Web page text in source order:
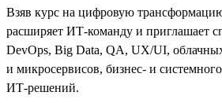
Взяв курс на цифровую
расширяет ИТ-команду и приглашает
DevOps, Big Data, QA, UX/UI,
и микросервисов, бизнес- и
ИТ-решений.